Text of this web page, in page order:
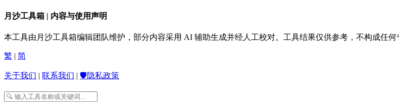
月沙工具箱 | 内容与使用声明
本工具由月沙工具箱编辑团队维护，部分内容采用 AI 辅助生成并经人工校对。工具结果仅供参考，不构成任何
繁 简
关于我们 联系我们 🛡️隐私政策